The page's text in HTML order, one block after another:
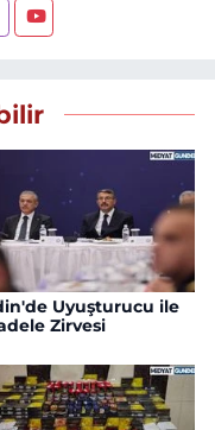
Uyuşturucu ile
Zirvesi